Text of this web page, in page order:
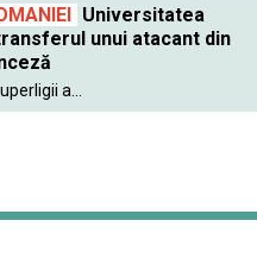
Universitatea
unui atacant din
a...